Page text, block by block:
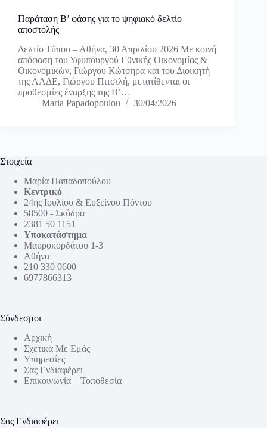
Παράταση Β’ φάσης για το ψηφιακό δελτίο
αποστολής
Δελτίο Τύπου – Αθήνα, 30 Απριλίου 2026 Με κοινή
απόφαση του Υφυπουργού Εθνικής Οικονομίας &
Οικονομικών, Γιώργου Κώτσηρα και του Διοικητή
της ΑΑΔΕ, Γιώργου Πιτσιλή, μετατίθενται οι
προθεσμίες έναρξης της Β’…
Maria Papadopoulou
30/04/2026
Στοιχεία
Μαρία Παπαδοπούλου
Κεντρικό
24ης Ιουλίου & Ευξείνου Πόντου
58500 - Σκύδρα
2381 50 1151
Υποκατάστημα
Μαυροκορδάτου 1-3
Αθήνα
210 330 0600
6977866313
Σύνδεσμοι
Αρχική
Σχετικά Με Εμάς
Υπηρεσίες
Σας Ενδιαφέρει
Επικοινωνία – Τοποθεσία
Σας Ενδιαφέρει